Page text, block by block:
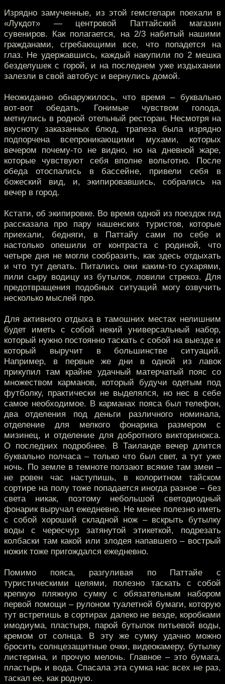
Изрядно замученные, из этой гемсгелари поехали в
«Лукдот» — центровой Паттайский магазин
сувениров. Как полагается, на 2/3 набитый нашими
гражданами, сгребающими все, что попадется на
глаз. Не удержавшись, каждый накупили по 2 мешка
безделушек с горой, и на последнем уже издыхании
залезли в свой автобус и вернулись домой.
Неожиданно обнаружилось, что время – буквально
вот-вот обедать. Гонимые чувством голода,
метнулись в родной отельный ресторан. Несмотря на
вкусноту заказанных блюд, трапеза была изрядно
подпорчена всепроникающими мухами, которых
вечером почему-то не видно, но на дневной жаре,
которые чувствуют себя вполне вольготно. После
обеда отоспались в бассейне, привели себя в
божеский вид, и, экипировавшись, собрались на
вечер в город.
Кстати, об экипировке. Во время одной из поездок гид
рассказала про пару нашенских туристов, которые
приехали, бедняги, в Паттайу сами по себе и
настолько опешили от контраста с родиной, что
четыре дня не могли сообразить, как здесь отдыхать
и что тут делать. Питались они каким-то сухарями,
пили сыру водицу из бутылок, ловили стрекоз. Для
предотвращения подобных ситуаций могу озвучить
несколько мыслей про.
Для активного отдыха в тамошних местах нелишним
будет иметь с собой некий универсальный набор,
который нужно постоянно таскать с собой на выезде и
который выручит в большинстве ситуаций.
Например, в первые же дни в одной из лавок
прикупил там крайне удачный матерчатый пояс со
множеством карманов, который будучи одетым под
футболку, практически не выделялся, но нес в себе
самое необходимое. В карманах пояса был телефон,
два отделения под деньги различного номинала,
отделение для мелкого фонарика размером с
мизинец, и отделение для добротного викторинокса.
О последних подробнее. В Таиланде вечер длится
буквально полчаса – только что был свет, а тут уже
ночь. По земле в темноте ползают всякие там змеи –
не ровен час наступишь, в колоритном тайском
сортире на полу тоже попадается иногда разное – без
света никак, поэтому небольшой светодиодный
фонарик выручал ежедневно. Не менее полезно иметь
с собой хороший складной нож – вскрыть бутылку
воды с чересчур затянутой этикеткой, подрезать
колбаски там какой или злодея напавшего – вострый
ножик тоже пригождался ежедневно.
Помимо пояса, разгуливая по Паттайе с
туристическими целями, полезно таскать с собой
крепкую пляжную сумку с обязательным набором
первой помощи – рулоном туалетной бумаги, которую
тут встретишь в сортирах далеко не везде, коробками
имодиума, пластыря, парой бутылок питьевой воды,
кремом от солнца. В эту же сумку удачно можно
бросить солнцезащитные очки, видеокамеру, бутылку
листерина, и прочую мелочь. Главное – это бумага,
пластырь и вода. Спасала эта сумка нас всех не раз,
таскал ее, как родную.